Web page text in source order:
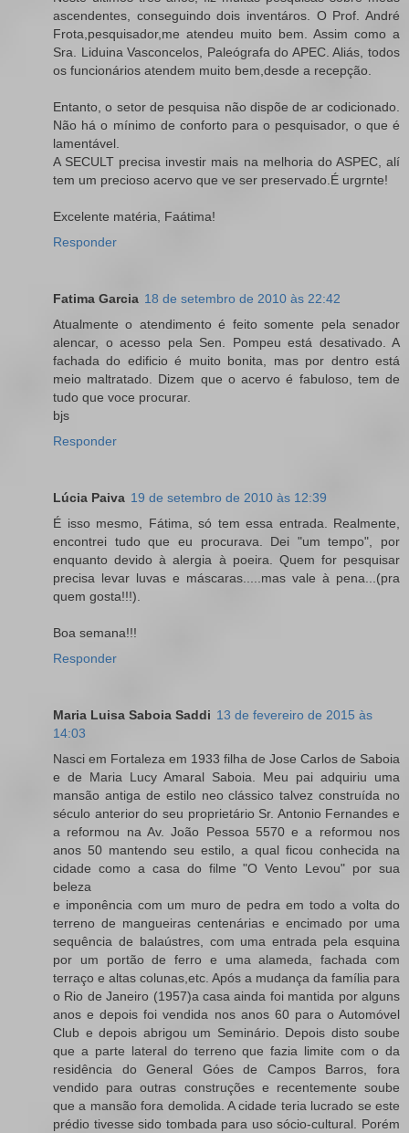
ascendentes, conseguindo dois inventáros. O Prof. André
Frota,pesquisador,me atendeu muito bem. Assim como a
Sra. Liduina Vasconcelos, Paleógrafa do APEC. Aliás, todos
os funcionários atendem muito bem,desde a recepção.
Entanto, o setor de pesquisa não dispõe de ar codicionado.
Não há o mínimo de conforto para o pesquisador, o que é
lamentável.
A SECULT precisa investir mais na melhoria do ASPEC, alí
tem um precioso acervo que ve ser preservado.É urgrnte!
Excelente matéria, Faátima!
Responder
Fatima Garcia 18 de setembro de 2010 às 22:42
Atualmente o atendimento é feito somente pela senador
alencar, o acesso pela Sen. Pompeu está desativado. A
fachada do edificio é muito bonita, mas por dentro está
meio maltratado. Dizem que o acervo é fabuloso, tem de
tudo que voce procurar.
bjs
Responder
Lúcia Paiva 19 de setembro de 2010 às 12:39
É isso mesmo, Fátima, só tem essa entrada. Realmente,
encontrei tudo que eu procurava. Dei "um tempo", por
enquanto devido à alergia à poeira. Quem for pesquisar
precisa levar luvas e máscaras.....mas vale à pena...(pra
quem gosta!!!).
Boa semana!!!
Responder
Maria Luisa Saboia Saddi 13 de fevereiro de 2015 às
14:03
Nasci em Fortaleza em 1933 filha de Jose Carlos de Saboia
e de Maria Lucy Amaral Saboia. Meu pai adquiriu uma
mansão antiga de estilo neo clássico talvez construída no
século anterior do seu proprietário Sr. Antonio Fernandes e
a reformou na Av. João Pessoa 5570 e a reformou nos
anos 50 mantendo seu estilo, a qual ficou conhecida na
cidade como a casa do filme "O Vento Levou" por sua
beleza
e imponência com um muro de pedra em todo a volta do
terreno de mangueiras centenárias e encimado por uma
sequência de balaústres, com uma entrada pela esquina
por um portão de ferro e uma alameda, fachada com
terraço e altas colunas,etc. Após a mudança da família para
o Rio de Janeiro (1957)a casa ainda foi mantida por alguns
anos e depois foi vendida nos anos 60 para o Automóvel
Club e depois abrigou um Seminário. Depois disto soube
que a parte lateral do terreno que fazia limite com o da
residência do General Góes de Campos Barros, fora
vendido para outras construções e recentemente soube
que a mansão fora demolida. A cidade teria lucrado se este
prédio tivesse sido tombada para uso sócio-cultural. Porém